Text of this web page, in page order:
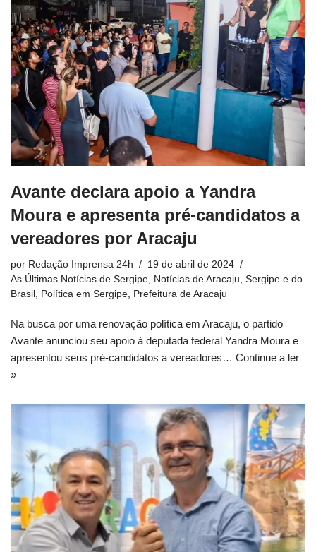
Avante declara apoio a Yandra
Moura e apresenta pré-candidatos a
vereadores por Aracaju
por Redação Imprensa 24h
19 de abril de 2024
As Últimas Notícias de Sergipe, Notícias de Aracaju, Sergipe e do
Brasil , Política em Sergipe, Prefeitura de Aracaju
Na busca por uma renovação política em Aracaju, o partido
Avante anunciou seu apoio à deputada federal Yandra Moura e
apresentou seus pré-candidatos a vereadores… Continue a ler
»